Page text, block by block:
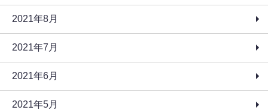
2021年8月
2021年7月
2021年6月
2021年5月